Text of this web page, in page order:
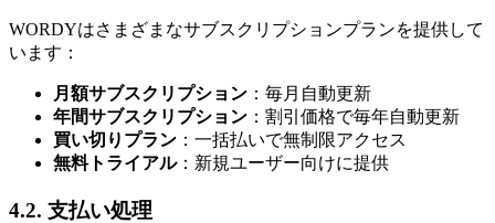
WORDYはさまざまなサブスクリプションプランを提供して
います：
月額サブスクリプション ：毎月自動更新
年間サブスクリプション ：割引価格で毎年自動更新
買い切りプラン ：一括払いで無制限アクセス
無料トライアル：新規ユーザー向けに提供
4.2. 支払い処理